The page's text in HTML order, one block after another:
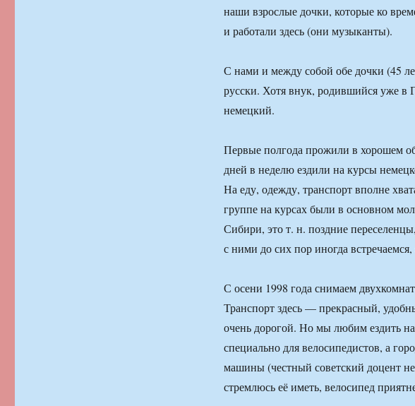
наши взрослые дочки, которые ко
и работали здесь (они музыканты).
С нами и между собой обе дочки (45
русски. Хотя внук, родившийся уже в
немецкий.
Первые полгода прожили в хорошем
дней в неделю ездили на курсы
На еду, одежду, транспорт вполне
группе на курсах были в основном
Сибири, это т. н. поздние
с ними до сих пор иногда встречаемся,
С осени 1998 года снимаем
Транспорт здесь — прекрасный,
очень дорогой. Но мы любим ездить
специально для велосипедистов, а
машины (честный советский доцент
стремлюсь её иметь, велосипед